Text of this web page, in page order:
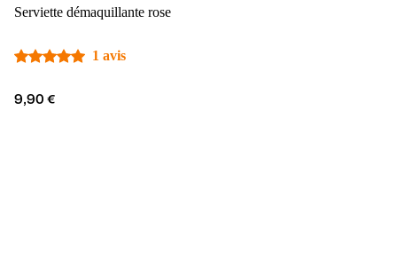
Serviette démaquillante rose
1 avis
9,90 €